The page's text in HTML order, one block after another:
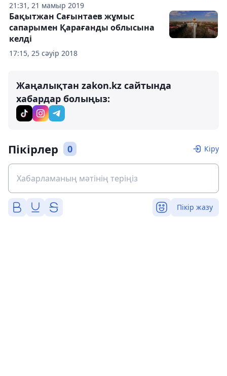
21:31, 21 мамыр 2019
17:15, 25 сәуір 2018
Бақытжан Сағынтаев жұмыс
сапарымен Қарағанды облысына
келді
Жаңалықтан zakon.kz сайтында
хабардар болыңыз:
Пікірлер 0 Кіру
Пікір жазу